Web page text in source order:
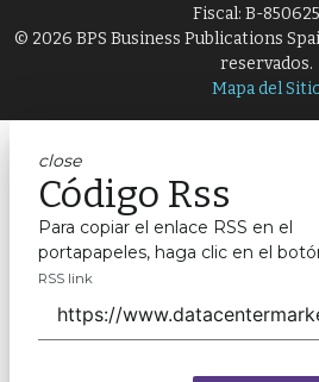
Fiscal: B-
© 2026 BPS Business Publications
reservados.
Mapa del
close
Código Rss
Para copiar el enlace RSS en el
portapapeles, haga clic en el
RSS link